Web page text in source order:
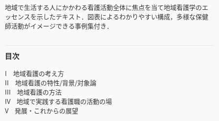
地域で生活する人にかかわる看護活動全体に焦点を当て地域看護学のエ
ッセンスを示したテキスト．図表によるわかりやすい構成，多様な保健
師活動がイメージできる事例集付き．
目次
I 地域看護の考え方
II 地域看護の特性/背景/対象論
III 地域看護の方法
IV 地域で実践する看護職の活動の場
V 発展・これからの展望